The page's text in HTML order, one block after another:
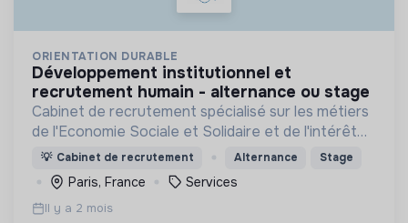
ORIENTATION DURABLE
développement institutionnel et
recrutement humain - alternance ou stage
Cabinet de recrutement spécialisé sur les métiers
de l'Economie Sociale et Solidaire et de l'intérêt
général
💡 Cabinet de recrutement Alternance Stage
Paris, France Services
Il y a 2 mois